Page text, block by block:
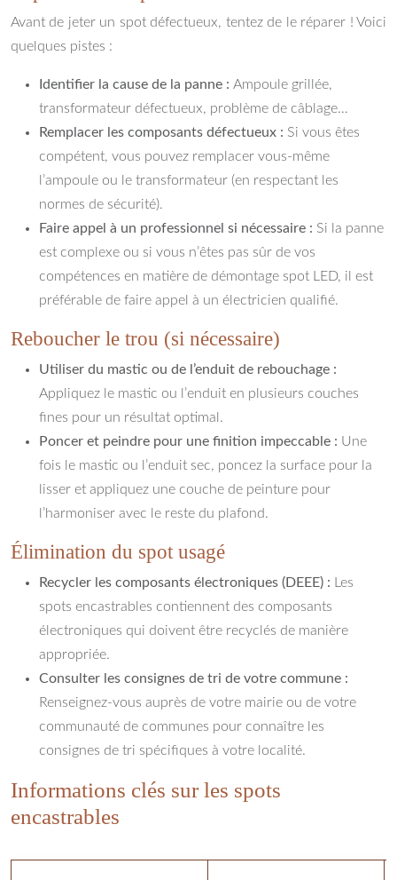
Avant de jeter un spot défectueux, tentez de le réparer ! Voici
quelques pistes :
Identifier la cause de la panne : Ampoule grillée,
transformateur défectueux, problème de câblage…
Remplacer les composants défectueux : Si vous êtes
compétent, vous pouvez remplacer vous-même
l’ampoule ou le transformateur (en respectant les
normes de sécurité).
Faire appel à un professionnel si nécessaire : Si la panne
est complexe ou si vous n’êtes pas sûr de vos
compétences en matière de démontage spot LED, il est
préférable de faire appel à un électricien qualifié.
Reboucher le trou (si nécessaire)
Utiliser du mastic ou de l’enduit de rebouchage :
Appliquez le mastic ou l’enduit en plusieurs couches
fines pour un résultat optimal.
Poncer et peindre pour une finition impeccable : Une
fois le mastic ou l’enduit sec, poncez la surface pour la
lisser et appliquez une couche de peinture pour
l’harmoniser avec le reste du plafond.
Élimination du spot usagé
Recycler les composants électroniques (DEEE) : Les
spots encastrables contiennent des composants
électroniques qui doivent être recyclés de manière
appropriée.
Consulter les consignes de tri de votre commune :
Renseignez-vous auprès de votre mairie ou de votre
communauté de communes pour connaître les
consignes de tri spécifiques à votre localité.
Informations clés sur les spots
encastrables